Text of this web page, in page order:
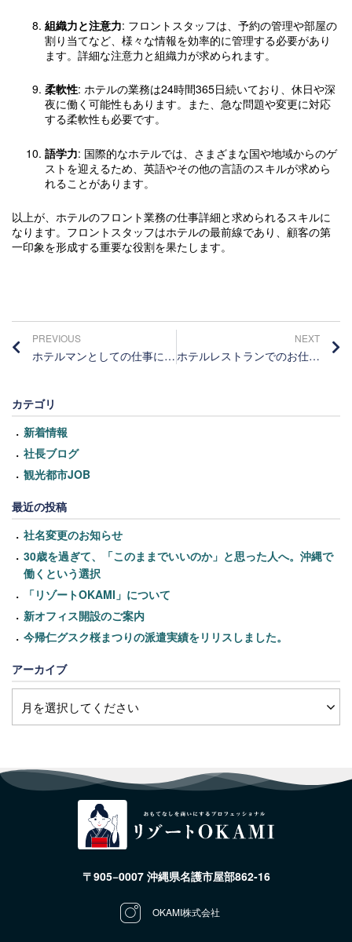
組織力と注意力: フロントスタッフは、予約の管理や部屋の
割り当てなど、様々な情報を効率的に管理する必要があり
ます。詳細な注意力と組織力が求められます。
柔軟性: ホテルの業務は24時間365日続いており、休日や深
夜に働く可能性もあります。また、急な問題や変更に対応
する柔軟性も必要です。
語学力: 国際的なホテルでは、さまざまな国や地域からのゲ
ストを迎えるため、英語やその他の言語のスキルが求めら
れることがあります。
以上が、ホテルのフロント業務の仕事詳細と求められるスキルに
なります。フロントスタッフはホテルの最前線であり、顧客の第
一印象を形成する重要な役割を果たします。
PREVIOUS
ホテルマンとしての仕事に対する誇り＠新人社員
NEXT
ホテルレストランでのお仕事内容
カテゴリ
新着情報
社長ブログ
観光都市JOB
最近の投稿
社名変更のお知らせ
30歳を過ぎて、「このままでいいのか」と思った人へ。沖縄で
働くという選択
「リゾートOKAMI」について
新オフィス開設のご案内
今帰仁グスク桜まつりの派遣実績をリリスしました。
アーカイブ
〒905−0007 沖縄県名護市屋部862-16
OKAMI株式会社